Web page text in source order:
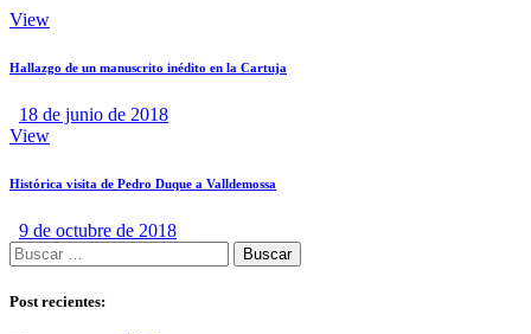
View
Hallazgo de un manuscrito inédito en la Cartuja
18 de junio de 2018
View
Histórica visita de Pedro Duque a Valldemossa
9 de octubre de 2018
Post recientes: